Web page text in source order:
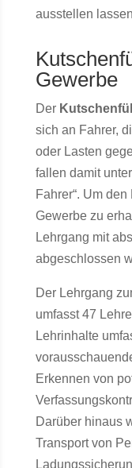
ausstellen
Gewerbe
Der
sich an Fahrer,
oder Lasten
fallen damit
Fahrer“. Um
Gewerbe zu
Lehrgang mit
abgeschlossen
Der Lehrgang
umfasst 47
Lehrinhalte
Erkennen von
Darüber hinaus
Transport von